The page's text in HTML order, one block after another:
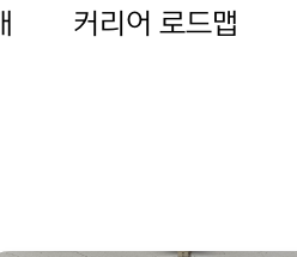
커리어 로드맵